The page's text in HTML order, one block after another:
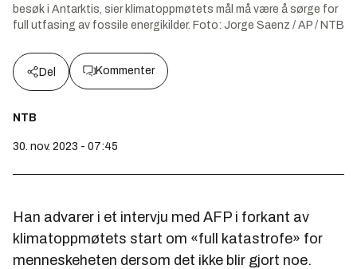
besøk i Antarktis, sier klimatoppmøtets mål må være å sørge for
full utfasing av fossile energikilder. Foto: Jorge Saenz / AP / NTB
Del Kommenter
NTB
30. nov. 2023 - 07:45
Han advarer i et intervju med AFP i forkant av
klimatoppmøtets start om «full katastrofe» for
menneskeheten dersom det ikke blir gjort noe.